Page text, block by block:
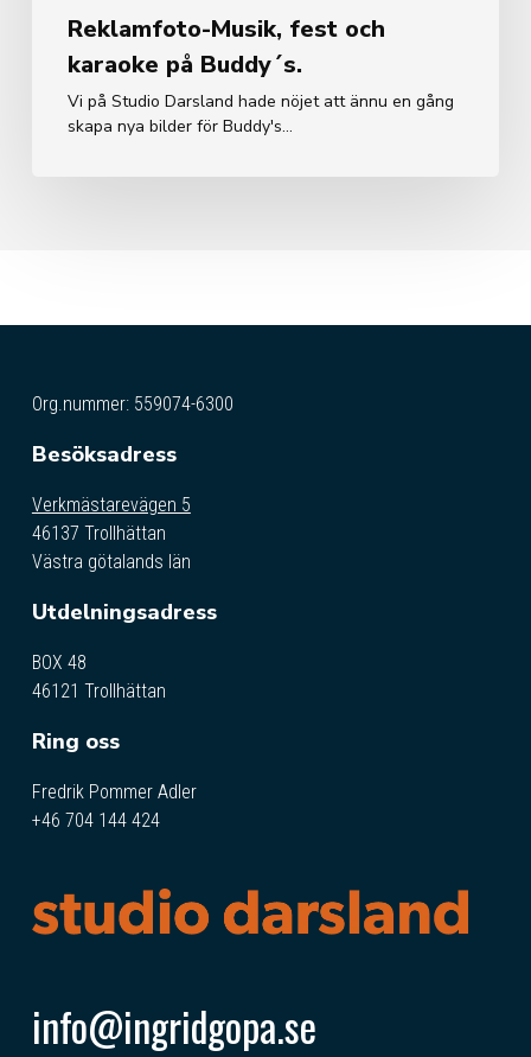
Reklamfoto-Musik, fest och
karaoke på Buddy´s.
Vi på Studio Darsland hade nöjet att ännu en gång
skapa nya bilder för Buddy's…
Org.nummer: 559074-6300
Besöksadress
Verkmästarevägen 5
46137 Trollhättan
Västra götalands län
Utdelningsadress
BOX 48
46121 Trollhättan
Ring oss
Fredrik Pommer Adler
+46 704 144 424
info@ingridgopa.se